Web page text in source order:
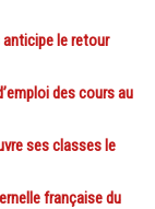
anticipe le retour
des cours au
ses classes le
française du